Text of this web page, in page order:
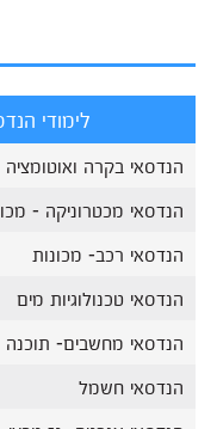
לימודי
הנדסאי בקרה ואוטומציה
הנדסאי מכטרוניקה -
הנדסאי רכב- מכונות
הנדסאי טכנולוגיות מים
הנדסאי מחשבים- תוכנה
הנדסאי חשמל